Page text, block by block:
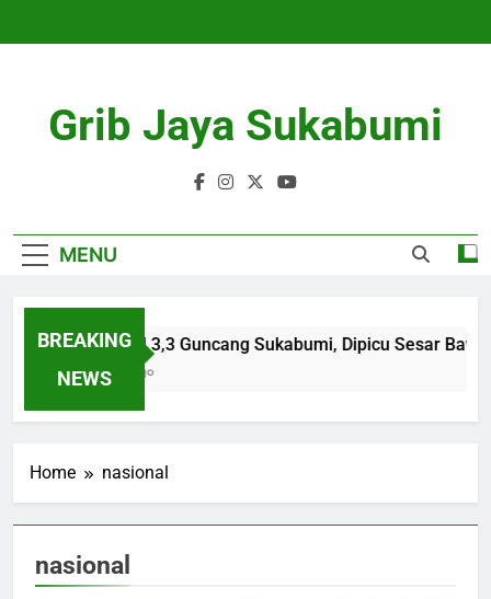
Grib Jaya Sukabumi
MENU
BREAKING
NEWS
Gempa M 3,3 Guncang Sukabumi, Dipicu Sesar Bawah
4 Months Ago
Home nasional
nasional